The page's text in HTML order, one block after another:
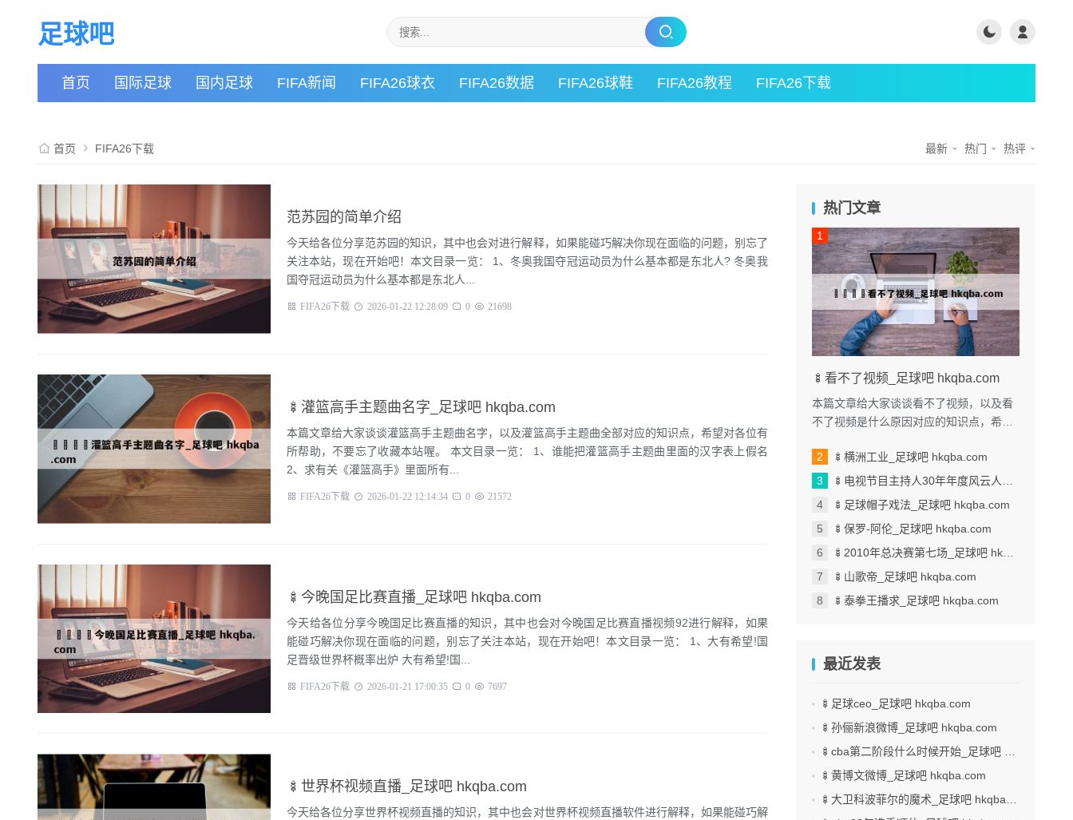
足球吧
首页 国际足球 国内足球 FIFA新闻 FIFA26球衣 FIFA26数据 FIFA26球鞋 FIFA26教程 FIFA26下载
首页 FIFA26下载 最新 热门 热评
范苏园的简单介绍
今天给各位分享范苏园的知识，其中也会对进行解释，如果能碰巧解决你现在面临的问题，别忘了
关注本站，现在开始吧！本文目录一览： 1、冬奥我国夺冠运动员为什么基本都是东北人? 冬奥我
国夺冠运动员为什么基本都是东北人...
FIFA26下载 2026-01-22 12:28:09 0 21698
🍢灌篮高手主题曲名字_足球吧 hkqba.com
本篇文章给大家谈谈灌篮高手主题曲名字，以及灌篮高手主题曲全部对应的知识点，希望对各位有
所帮助，不要忘了收藏本站喔。 本文目录一览： 1、谁能把灌篮高手主题曲里面的汉字表上假名
2、求有关《灌篮高手》里面所有...
FIFA26下载 2026-01-22 12:14:34 0 21572
🍢今晚国足比赛直播_足球吧 hkqba.com
今天给各位分享今晚国足比赛直播的知识，其中也会对今晚国足比赛直播视频92进行解释，如果
能碰巧解决你现在面临的问题，别忘了关注本站，现在开始吧！本文目录一览： 1、大有希望!国
足晋级世界杯概率出炉 大有希望!国...
FIFA26下载 2026-01-21 17:00:35 0 7697
🍢世界杯视频直播_足球吧 hkqba.com
今天给各位分享世界杯视频直播的知识，其中也会对世界杯视频直播软件进行解释，如果能碰巧解
热门文章
🍢看不了视频_足球吧 hkqba.com
本篇文章给大家谈谈看不了视频，以及看
不了视频是什么原因对应的知识点，希望
本文目录一览： 1、我手机...
🍢横洲工业_足球吧 hkqba.com
🍢电视节目主持人30年年度风云人物_足球吧 hkqba.com
🍢足球帽子戏法_足球吧 hkqba.com
🍢保罗-阿伦_足球吧 hkqba.com
🍢2010年总决赛第七场_足球吧 hkqba.com
🍢山歌帝_足球吧 hkqba.com
🍢泰拳王播求_足球吧 hkqba.com
最近发表
🍢足球ceo_足球吧 hkqba.com
🍢孙俪新浪微博_足球吧 hkqba.com
🍢cba第二阶段什么时候开始_足球吧 hkqba.com
🍢黄博文微博_足球吧 hkqba.com
🍢大卫科波菲尔的魔术_足球吧 hkqba.com